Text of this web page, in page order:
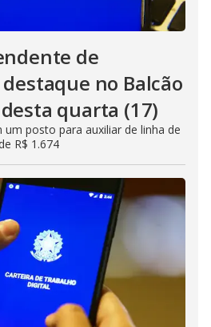
de
no Balcão
quarta (17)
um posto para auxiliar de linha de
R$ 1.674